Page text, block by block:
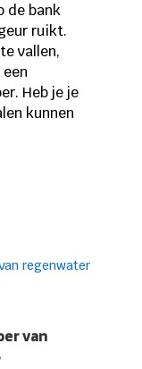
de bank
ruikt.
vallen,
Heb je je
kunnen
van